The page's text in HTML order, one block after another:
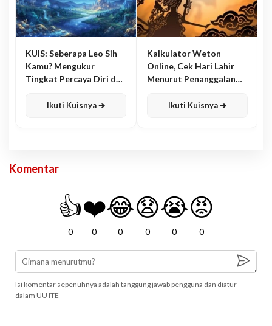
KUIS: Seberapa Leo Sih
Kamu? Mengukur
Tingkat Percaya Diri dan
Ikuti Kuisnya ➔
Kalkulator Weton
Online, Cek Hari Lahir
Menurut Penanggalan
Ikuti Kuisnya ➔
Komentar
👍
0
❤️
0
😂
0
😧
0
😭
0
😡
0
Isi komentar sepenuhnya adalah tanggung jawab pengguna dan diatur
dalam UU ITE